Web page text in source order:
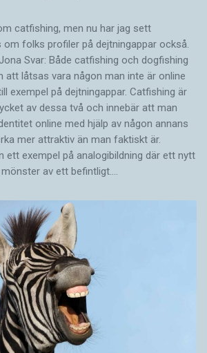
catfishing, men nu har jag sett
om folks profiler på dejtningappar också.
Svar: Både catfishing och dogfishing
att låtsas vara någon man inte är online
exempel på dejtningappar. Catfishing är
av dessa två och innebär att man
online med hjälp av någon annans
mer attraktiv än man faktiskt är.
ett exempel på analogibildning där ett nytt
av ett befintligt.…